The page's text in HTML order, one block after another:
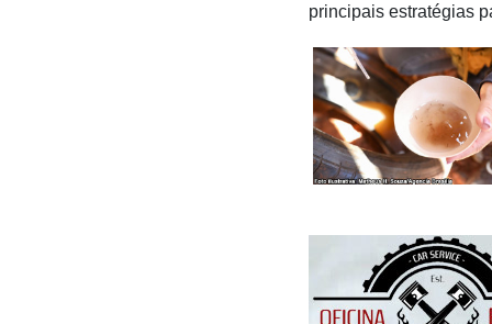
principais estratégias